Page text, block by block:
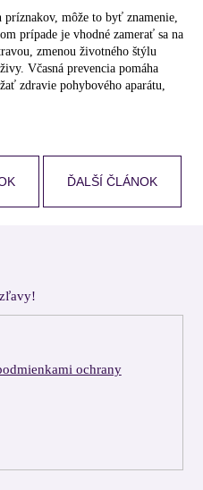
môže to byť znamenie,
prípade je vhodné zamerať sa na
zmenou životného štýlu
Včasná prevencia pomáha
zdravie pohybového aparátu,
ĎALŠÍ ČLÁNOK
ochrany